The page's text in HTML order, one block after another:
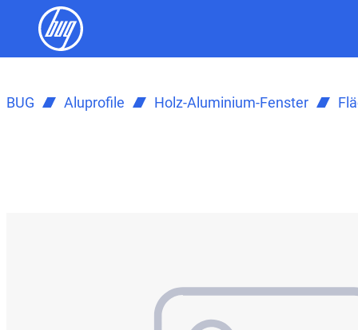
BUG Aluprofile Holz-Aluminium-Fenster